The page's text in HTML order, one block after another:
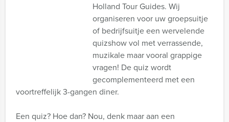
Holland Tour Guides. Wij
organiseren voor uw groepsuitje
of bedrijfsuitje een wervelende
quizshow vol met verrassende,
muzikale maar vooral grappige
vragen! De quiz wordt
gecomplementeerd met een
voortreffelijk 3-gangen diner.
Een quiz? Hoe dan? Nou, denk maar aan een